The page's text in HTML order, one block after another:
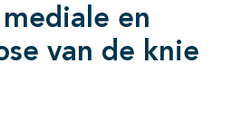
en
van de knie